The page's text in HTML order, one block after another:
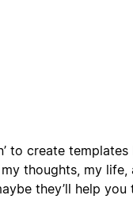
to create
thoughts, my life,
they’ll help you